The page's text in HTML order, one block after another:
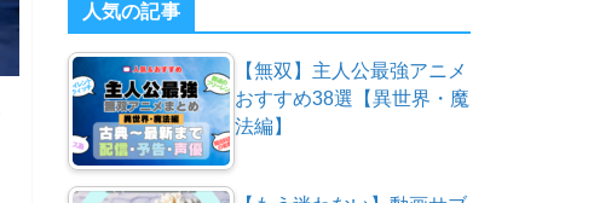
人気の記事
【無双】主人公最強アニメ
おすすめ38選【異世界・魔
法編】